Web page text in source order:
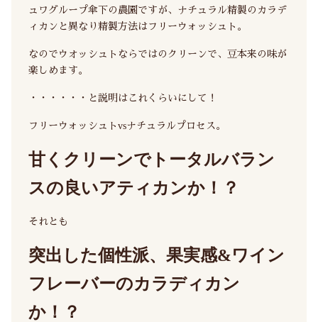
ュワグループ傘下の農園ですが、ナチュラル精製のカラデ
ィカンと異なり精製方法はフリーウォッシュト。
なのでウオッシュトならではのクリーンで、豆本来の味が
楽しめます。
・・・・・・と説明はこれくらいにして！
フリーウォッシュトvsナチュラルプロセス。
甘くクリーンでトータルバラン
スの良いアティカンか！？
それとも
突出した個性派、果実感&ワイン
フレーバーのカラディカン
か！？